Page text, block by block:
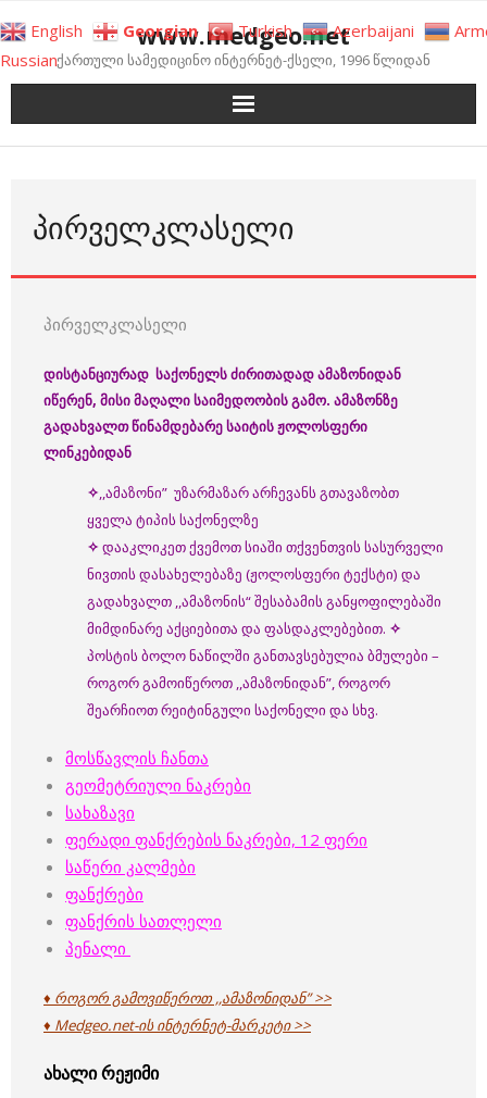
to
content
www.medgeo.net
ქართული სამედიცინო ინტერნეტ-ქსელი, 1996 წლიდან
ᲞᲘᲠᲕᲔᲚᲙᲚᲐᲡᲔᲚᲘ
პირველკლასელი
დისტანციურად საქონელსძირითადადამაზონიდან
იწერენ, მისი მაღალი საიმედოობის გამო. ამაზონზე
გადახვალთწინამდებარესაიტისჟოლოსფერი
ლინკებიდან
✧,,ამაზონი” უზარმაზარ არჩევანს გთავაზობთ
ყველა ტიპის საქონელზე
✧ დააკლიკეთ ქვემოთ სიაში თქვენთვის სასურველი
ნივთის დასახელებაზე (ჟოლოსფერი ტექსტი) და
გადახვალთ ,,ამაზონის“ შესაბამის განყოფილებაში
მიმდინარე აქციებითა და ფასდაკლებებით. ✧
პოსტის ბოლო ნაწილში განთავსებულია ბმულები –
როგორ გამოიწეროთ ,,ამაზონიდან”, როგორ
შეარჩიოთ რეიტინგული საქონელი და სხვ.
მოსწავლის ჩანთა
გეომეტრიული ნაკრები
სახაზავი
ფერადი ფანქრების ნაკრები, 12 ფერი
საწერი კალმები
ფანქრები
ფანქრის სათლელი
პენალი
♦ როგორ გამოვიწეროთ ,,ამაზონიდან” >>
♦ Medgeo.net-ის ინტერნეტ-მარკეტი >>
ახალი რეჟიმი
English Georgian Turkish Azerbaijani
Russian